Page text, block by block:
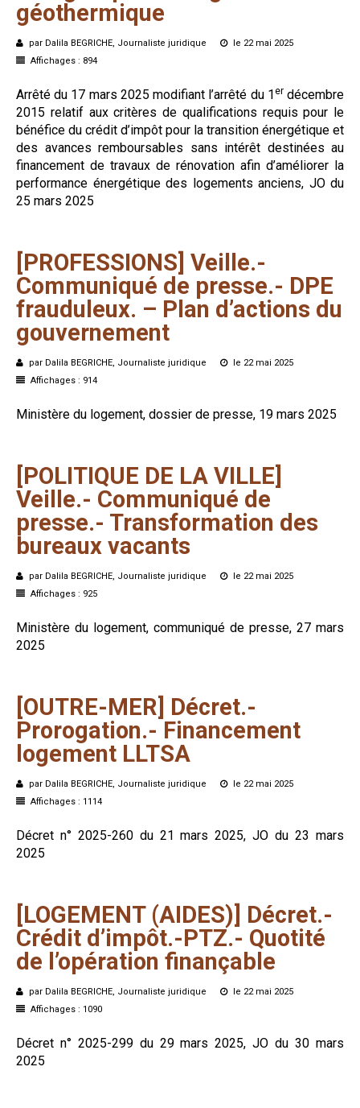
géothermique
par Dalila BEGRICHE, Journaliste juridique
le 22 mai 2025
Affichages : 894
Arrêté du 17 mars 2025 modifiant l’arrêté du 1 er décembre
2015 relatif aux critères de qualifications requis pour le
bénéfice du crédit d’impôt pour la transition énergétique et
des avances remboursables sans intérêt destinées au
financement de travaux de rénovation afin d’améliorer la
performance énergétique des logements anciens, JO du
25 mars 2025
[PROFESSIONS] Veille.-
Communiqué de presse.- DPE
frauduleux. – Plan d’actions du
gouvernement
par Dalila BEGRICHE, Journaliste juridique
le 22 mai 2025
Affichages : 914
Ministère du logement, dossier de presse, 19 mars 2025
[POLITIQUE DE LA VILLE]
Veille.- Communiqué de
presse.- Transformation des
bureaux vacants
par Dalila BEGRICHE, Journaliste juridique
le 22 mai 2025
Affichages : 925
Ministère du logement, communiqué de presse, 27 mars
2025
[OUTRE-MER] Décret.-
Prorogation.- Financement
logement LLTSA
par Dalila BEGRICHE, Journaliste juridique
le 22 mai 2025
Affichages : 1114
Décret n° 2025-260 du 21 mars 2025, JO du 23 mars
2025
[LOGEMENT (AIDES)] Décret.-
Crédit d’impôt.-PTZ.- Quotité
de l’opération finançable
par Dalila BEGRICHE, Journaliste juridique
le 22 mai 2025
Affichages : 1090
Décret n° 2025-299 du 29 mars 2025, JO du 30 mars
2025